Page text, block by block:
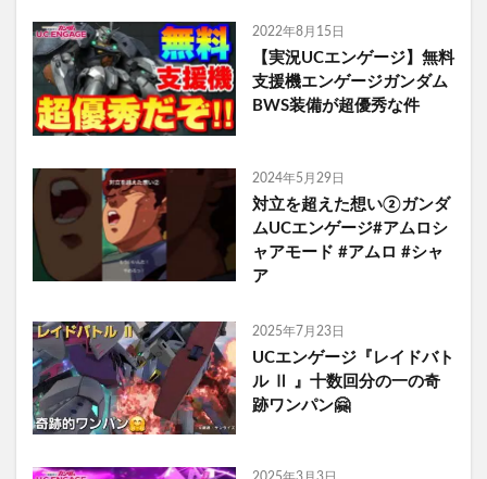
2022年8月15日
【実況UCエンゲージ】無料
支援機エンゲージガンダム
BWS装備が超優秀な件
2024年5月29日
対立を超えた想い②ガンダ
ムUCエンゲージ#アムロシ
ャアモード #アムロ #シャ
ア
2025年7月23日
UCエンゲージ『レイドバト
ル Ⅱ 』十数回分の一の奇
跡ワンパン🤗